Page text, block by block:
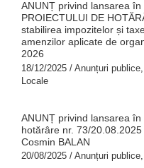
ANUNȚ privind lansarea
PROIECTULUI DE
stabilirea impozitelor și
amenzilor aplicate de
2026
18/12/2025 / Anunțuri publice,
Locale
ANUNȚ privind lansarea
hotărâre nr. 73/
Cosmin BALAN
20/08/2025 / Anunțuri publice,